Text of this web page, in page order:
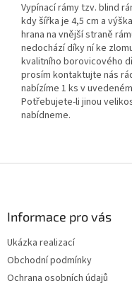
Vypínací rámy tzv. blind
kdy šířka je 4,5 cm a
hrana na vnější straně
nedochází díky ní ke
kvalitního borovicového
prosím kontaktujte nás
nabízíme 1 ks v
Potřebujete-li jinou
nabídneme.
Informace pro vás
Ukázka realizací
Obchodní podmínky
Ochrana osobních údajů